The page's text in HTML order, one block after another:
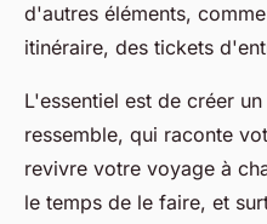
d'autres éléments,
itinéraire, des tickets
L'essentiel est de créer
ressemble, qui raconte
revivre votre voyage à
le temps de le faire, et